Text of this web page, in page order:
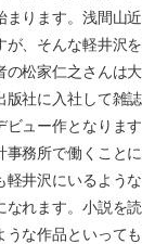
まります。浅間山
が、そんな軽井沢
の松家仁之さんは
版社に入社して雑
ビュー作となりま
事務所で働くこと
軽井沢にいるよう
なれます。小説を
うな作品といって